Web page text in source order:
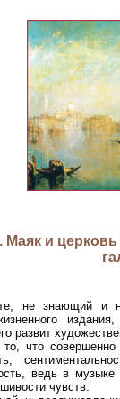
и
не знающий и
развит
что совершенно
ведь в музыке
чувств.